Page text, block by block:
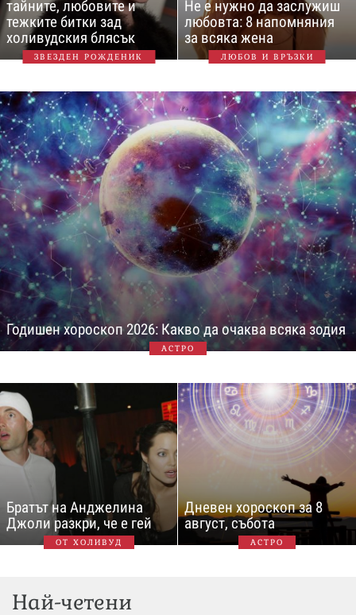
тайните, любовите и
тежките битки зад
холивудския блясък
ЗВЕЗДЕН РОЖДЕНИК
Не е нужно да заслужиш
любовта: 8 напомняния
за всяка жена
ЛЮБОВ И ВРЪЗКИ
Годишен хороскоп 2026: Какво да очаква всяка зодия
АСТРО
Братът на Анджелина
Джоли разкри, че е гей
ОТ ХОЛИВУД
Дневен хороскоп за 8
август, събота
АСТРО
Най-четени